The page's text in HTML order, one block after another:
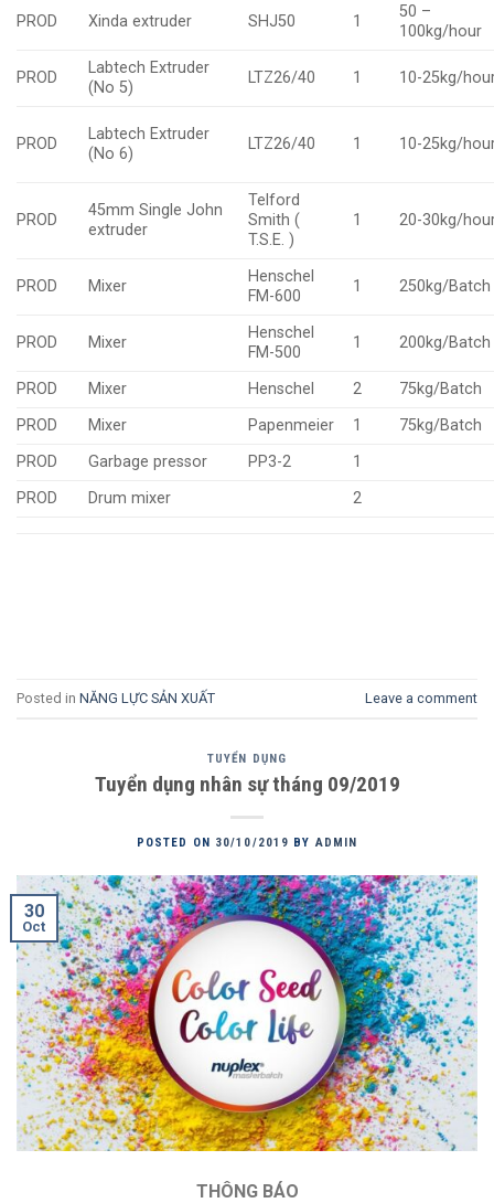
PROD Xinda extruder SHJ50 1
50 –
100kg/hour
PROD
Labtech Extruder
(No 5)
LTZ26/40 1 10-25kg/
PROD
Labtech Extruder
(No 6)
LTZ26/40 1 10-25kg/
PROD
45mm Single John
extruder
Telford
Smith (
T.S.E. )
1 20-30kg/
PROD Mixer
Henschel
FM-600
1 250kg/Batch
PROD Mixer
Henschel
FM-500
1 200kg/Batch
PROD Mixer Henschel 2
75kg/Batch
PROD
Mixer Papenmeier 1
75kg/Batch
PROD
Garbage pressor PP3-2
1
PROD
Drum mixer 2
Posted in NĂNG LỰC SẢN XUẤT Leave a comment
TUYỂN DỤNG
Tuyển dụng nhân sự tháng 09/2019
POSTED ON 30/10/2019 BY ADMIN
30
Oct
THÔNG BÁO